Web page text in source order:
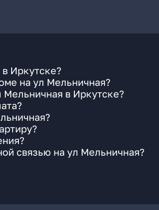
Иркутске?
на ул Мельничная?
Мельничная в Иркутске?
связью на ул Мельничная?